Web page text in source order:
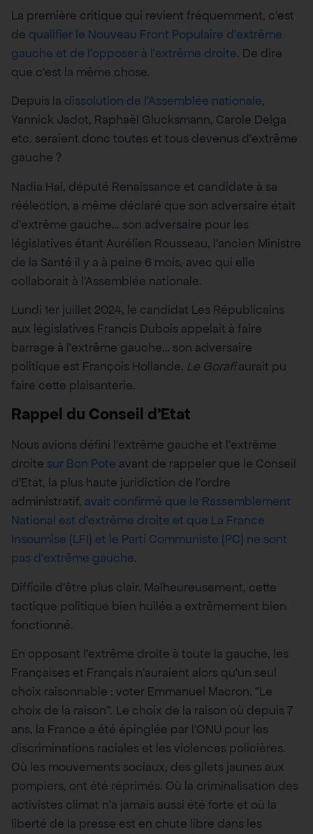
La première critique qui revient fréquemment, c’est
de qualifier le Nouveau Front Populaire d’extrême
gauche et de l’opposer à l’extrême droite. De dire
que c’est la même chose.
Depuis la dissolution de l’Assemblée nationale,
Yannick Jadot, Raphaël Glucksmann, Carole Delga
etc. seraient donc toutes et tous devenus d’extrême
gauche ?
Nadia Hai, député Renaissance et candidate à sa
réélection, a même déclaré que son adversaire était
d’extrême gauche… son adversaire pour les
législatives étant Aurélien Rousseau, l’ancien Ministre
de la Santé il y a à peine 6 mois, avec qui elle
collaborait à l’Assemblée nationale.
Lundi 1er juillet 2024, le candidat Les Républicains
aux législatives Francis Dubois appelait à faire
barrage à l’extrême gauche… son adversaire
politique est François Hollande. Le Gorafiaurait pu
faire cette plaisanterie.
Rappel du Conseil d’Etat
Nous avions défini l’extrême gauche et l’extrême
droite sur Bon Pote avant de rappeler que le Conseil
d’Etat, la plus haute juridiction de l’ordre
administratif, avait confirmé que le Rassemblement
National est d’extrême droite et que La France
Insoumise (LFI) et le Parti Communiste (PC) ne sont
pas d’extrême gauche.
Difficile d’être plus clair. Malheureusement, cette
tactique politique bien huilée a extrêmement bien
fonctionné.
En opposant l’extrême droite à toute la gauche, les
Françaises et Français n’auraient alors qu’un seul
choix raisonnable : voter Emmanuel Macron. “Le
choix de la raison”. Le choix de la raison où depuis 7
ans, la France a été épinglée par l’ONU pour les
discriminations raciales et les violences policières.
Où les mouvements sociaux, des gilets jaunes aux
pompiers, ont été réprimés. Où la criminalisation des
activistes climat n’a jamais aussi été forte et où la
liberté de la presse est en chute libre dans les